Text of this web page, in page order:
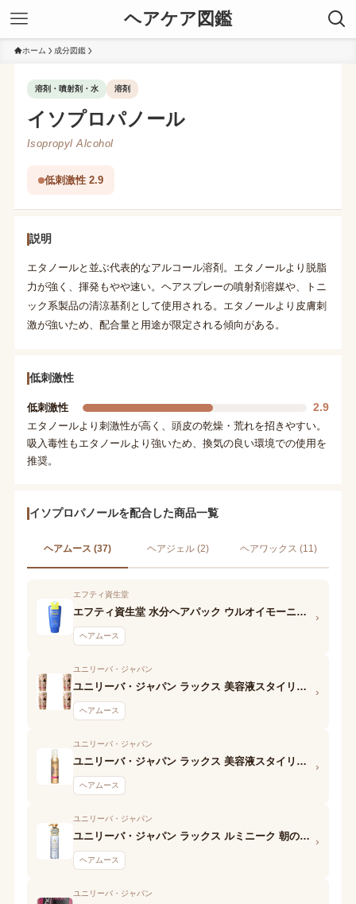
ヘアケア図鑑
ホーム 成分図鑑
溶剤・噴射剤・水 溶剤
イソプロパノール
Isopropyl Alcohol
低刺激性 2.9
説明
エタノールと並ぶ代表的なアルコール溶剤。エタノールより脱脂
力が強く、揮発もやや速い。ヘアスプレーの噴射剤溶媒や、トニ
ック系製品の清涼基剤として使用される。エタノールより皮膚刺
激が強いため、配合量と用途が限定される傾向がある。
低刺激性
低刺激性 2.9
エタノールより刺激性が高く、頭皮の乾燥・荒れを招きやすい。
吸入毒性もエタノールより強いため、換気の良い環境での使用を
推奨。
イソプロパノールを配合した商品一覧
ヘアムース (37) ヘアジェル (2) ヘアワックス (11)
エフティ資生堂
エフティ資生堂 水分ヘアパック ウルオイモーニングムース
ヘアムース
›
ユニリーバ・ジャパン
ユニリーバ・ジャパン ラックス 美容液スタイリング パーマカムバックフォーム
ヘアムース
›
ユニリーバ・ジャパン
ユニリーバ・ジャパン ラックス 美容液スタイリング さらさらストレートフォーム
ヘアムース
›
ユニリーバ・ジャパン
ユニリーバ・ジャパン ラックス ルミニーク 朝の泡トリートメント
ヘアムース
›
ユニリーバ・ジャパン